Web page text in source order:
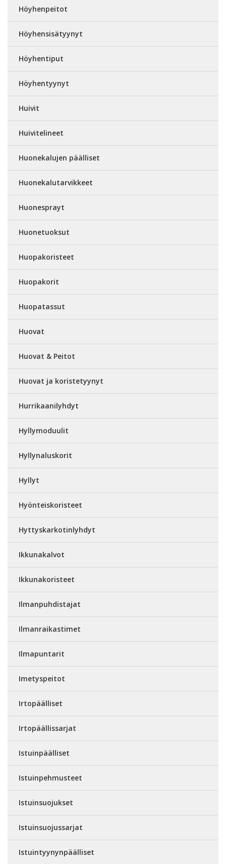
Höyhenpeitot
Höyhensisätyynyt
Höyhentiput
Höyhentyynyt
Huivit
Huivitelineet
Huonekalujen päälliset
Huonekalutarvikkeet
Huonesprayt
Huonetuoksut
Huopakoristeet
Huopakorit
Huopatassut
Huovat
Huovat & Peitot
Huovat ja koristetyynyt
Hurrikaanilyhdyt
Hyllymoduulit
Hyllynaluskorit
Hyllyt
Hyönteiskoristeet
Hyttyskarkotinlyhdyt
Ikkunakalvot
Ikkunakoristeet
Ilmanpuhdistajat
Ilmanraikastimet
Ilmapuntarit
Imetyspeitot
Irtopäälliset
Irtopäällissarjat
Istuinpäälliset
Istuinpehmusteet
Istuinsuojukset
Istuinsuojussarjat
Istuintyynynpäälliset